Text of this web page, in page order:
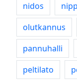
nidos
olutkannus
pannuhalli
peltilato